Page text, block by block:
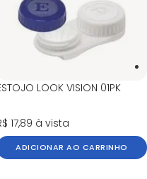
LOOK VISION 01PK
17,89 à vista
ADICIONAR AO CARRINHO